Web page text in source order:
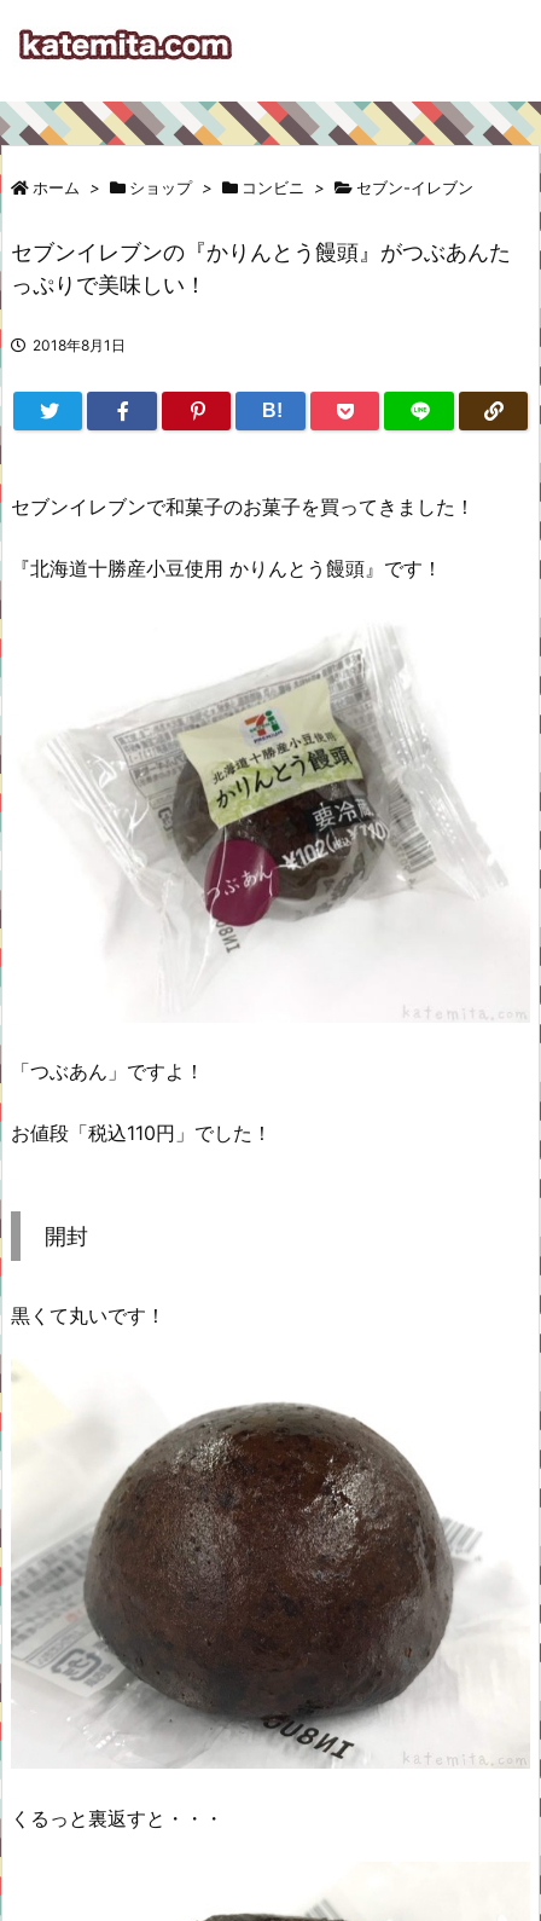
ホーム > ショップ > コンビニ > セブン-イレブン
セブンイレブンの『かりんとう饅頭』がつぶあんた
っぷりで美味しい！
2018年8月1日
B!
セブンイレブンで和菓子のお菓子を買ってきました！
『北海道十勝産小豆使用 かりんとう饅頭』です！
「つぶあん」ですよ！
お値段「税込110円」でした！
開封
黒くて丸いです！
くるっと裏返すと・・・